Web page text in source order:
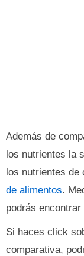
Además de
los nutrientes la
los nutrientes de
de alimentos.
podrás
Si haces click
comparativa,